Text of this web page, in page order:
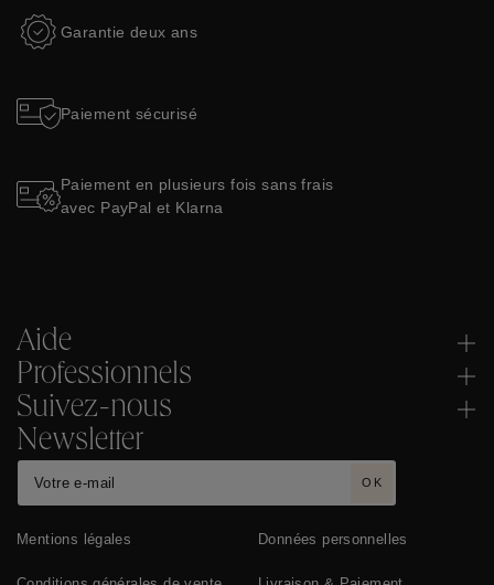
Garantie deux ans
Paiement sécurisé
Paiement en plusieurs fois sans frais
avec PayPal et Klarna
Aide
Professionnels
Suivez-nous
Newsletter
OK
Mentions légales Données personnelles